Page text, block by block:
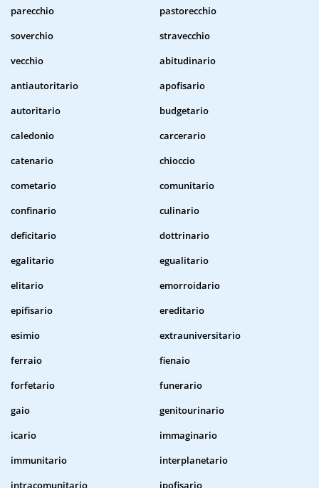
parecchio
pastorecchio
soverchio
stravecchio
vecchio
abitudinario
antiautoritario
apofisario
autoritario
budgetario
caledonio
carcerario
catenario
chioccio
cometario
comunitario
confinario
culinario
deficitario
dottrinario
egalitario
egualitario
elitario
emorroidario
epifisario
ereditario
esimio
extrauniversitario
ferraio
fienaio
forfetario
funerario
gaio
genitourinario
icario
immaginario
immunitario
interplanetario
intracomunitario
ipofisario